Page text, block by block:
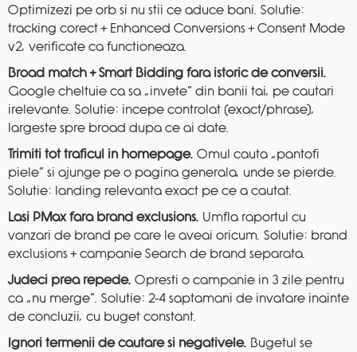
Optimizezi pe orb si nu stii ce aduce bani. Solutie:
tracking corect + Enhanced Conversions + Consent Mode
v2, verificate ca functioneaza.
Broad match + Smart Bidding fara istoric de conversii.
Google cheltuie ca sa „invete” din banii tai, pe cautari
irelevante. Solutie: incepe controlat (exact/phrase),
largeste spre broad dupa ce ai date.
Trimiti tot traficul in homepage. Omul cauta „pantofi
piele” si ajunge pe o pagina generala, unde se pierde.
Solutie: landing relevanta exact pe ce a cautat.
Lasi PMax fara brand exclusions. Umfla raportul cu
vanzari de brand pe care le aveai oricum. Solutie: brand
exclusions + campanie Search de brand separata.
Judeci prea repede. Opresti o campanie in 3 zile pentru
ca „nu merge”. Solutie: 2-4 saptamani de invatare inainte
de concluzii, cu buget constant.
Ignori termenii de cautare si negativele. Bugetul se